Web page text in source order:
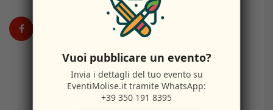
Vuoi pubblicare un evento?
Invia i dettagli del tuo evento su
EventiMolise.it tramite WhatsApp:
+39 350 191 8395